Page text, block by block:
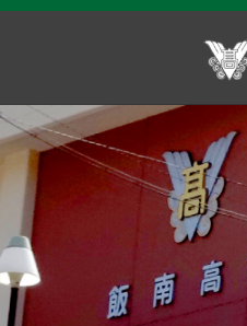
このページの本文へ